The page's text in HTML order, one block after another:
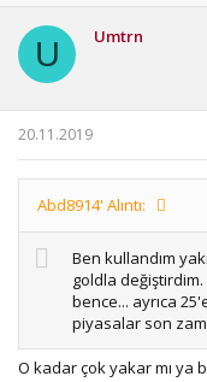
U Umtrn
20.11.2019
Abd8914' Alıntı:
Ben kullandım
goldla değiştirdim.
bence... ayrıca
piyasalar son
O kadar çok yakar mı ya